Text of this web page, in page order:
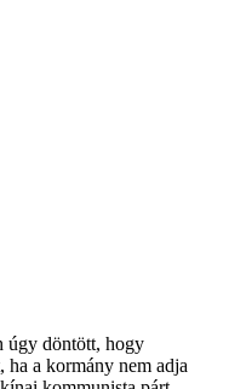
úgy döntött, hogy
ha a kormány nem adja